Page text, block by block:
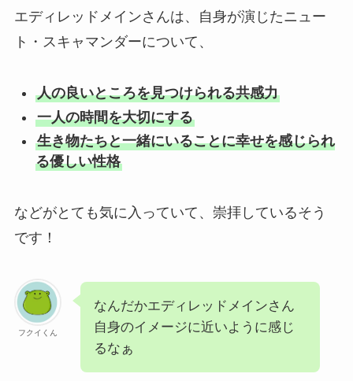
エディレッドメインさんは、自身が演じたニュー
ト・スキャマンダーについて、
人の良いところを見つけられる共感力
一人の時間を大切にする
生き物たちと一緒にいることに幸せを感じられ
る優しい性格
などがとても気に入っていて、崇拝しているそう
です！
フクイくん
なんだかエディレッドメインさん
自身のイメージに近いように感じ
るなぁ